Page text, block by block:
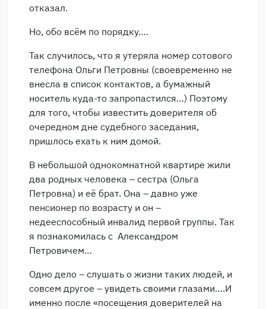
отказал.
Но, обо всём по порядку….
Так случилось, что я утеряла номер сотового
телефона Ольги Петровны (своевременно не
внесла в список контактов, а бумажный
носитель куда-то запропастился…) Поэтому
для того, чтобы известить доверителя об
очередном дне судебного заседания,
пришлось ехать к ним домой.
В небольшой однокомнатной квартире жили
два родных человека – сестра (Ольга
Петровна) и её брат. Она – давно уже
пенсионер по возрасту и он –
недееспособный инвалид первой группы. Так
я познакомилась с Александром
Петровичем…
Одно дело – слушать о жизни таких людей, и
совсем другое – увидеть своими глазами….И
именно после «посещения доверителей на